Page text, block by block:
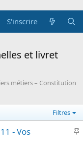
S'inscrire
et livret
métiers – Constitution
Filtres
I
- Vos